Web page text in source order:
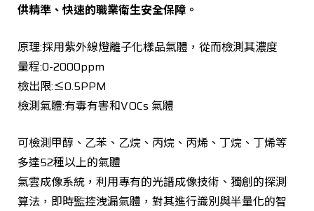
供精準、快速的職業衛生安全保障。
原理:採用紫外線燈離子化樣品氣體，從而檢測其濃度
量程:0-2000ppm
檢出限:≤0.5PPM
檢測氣體:有毒有害和VOCs 氣體
可檢測甲醇、乙苯、乙烷、丙烷、丙烯、丁烷、丁烯等
多達52種以上的氣體
氣雲成像系統，利用專有的光譜成像技術、獨創的探測
算法，即時監控洩漏氣體，對其進行識別與半量化的智